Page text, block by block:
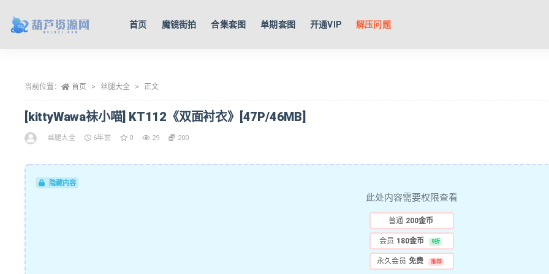
首页 魔镜街拍 合集套图 单期套图 开通VIP 解压问题
当前位置： 首页 丝腿大全 正文
[kittyWawa袜小喵] KT112《双面衬衣》[47P/46MB]
丝腿大全 6年前 0 29 200
隐藏内容
此处内容需要权限查看
普通 200金币
会员 180金币 9折
永久会员 免费 推荐
全部